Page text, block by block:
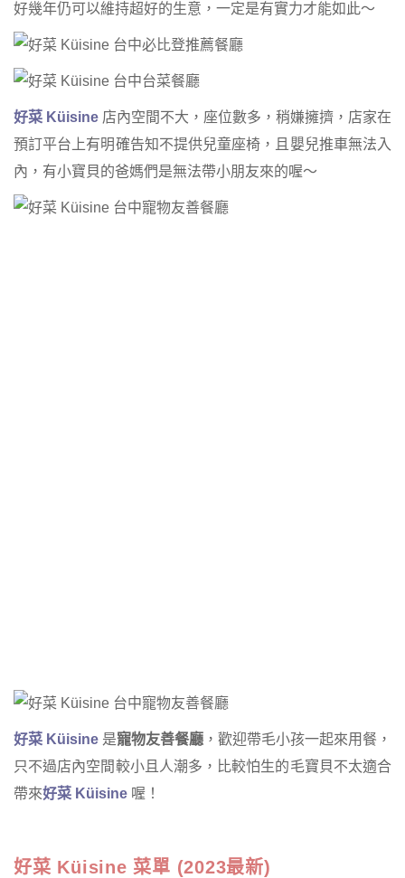
好幾年仍可以維持超好的生意，一定是有實力才能如此～
好菜 Küisine 店內空間不大，座位數多，稍嫌擁擠，店家在
預訂平台上有明確告知不提供兒童座椅，且嬰兒推車無法入
內，有小寶貝的爸媽們是無法帶小朋友來的喔～
好菜 Küisine 是寵物友善餐廳 ，歡迎帶毛小孩一起來用餐，
只不過店內空間較小且人潮多，比較怕生的毛寶貝不太適合
帶來好菜 Küisine 喔！
好菜 Küisine 菜單 (2023最新)